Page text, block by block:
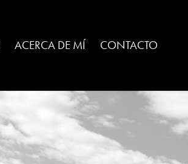
ACERCA DE MÍ CONTACTO